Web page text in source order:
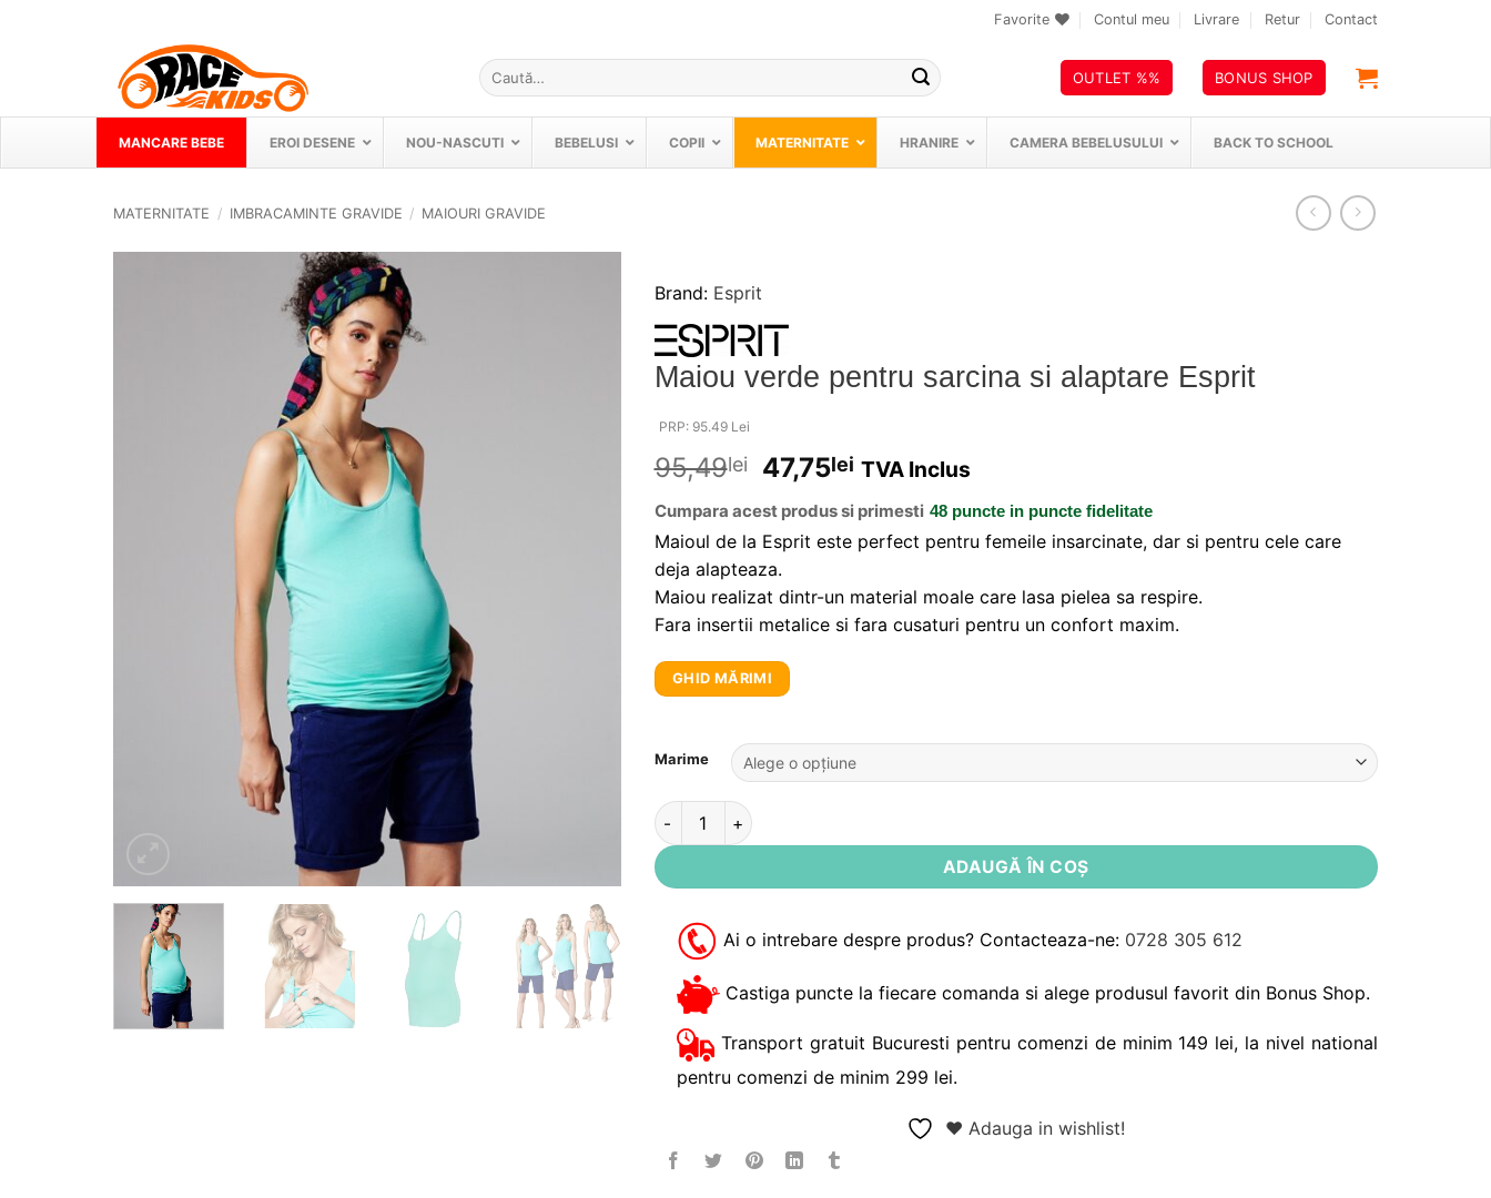
Favorite Contul meu Livrare Retur Contact
Caută
după:
OUTLET %% BONUS SHOP
MANCARE BEBE EROI DESENE NOU-NASCUTI BEBELUSI COPII MATERNITATE HRANIRE CAMERA BEBELUSULUI BACK TO SCHOOL
MATERNITATE / IMBRACAMINTE GRAVIDE / MAIOURI GRAVIDE
Brand: Esprit
Maiou verde pentru sarcina si alaptare Esprit
PRP: 95.49 Lei
95,49lei 47,75lei TVA Inclus
Cumpara acest produs si primesti 48 punctein puncte fidelitate
Maioul de la Esprit este perfect pentru femeile insarcinate, dar si pentru cele care
deja alapteaza.
Maiou realizat dintr-un material moale care lasa pielea sa respire.
Fara insertii metalice si fara cusaturi pentru un confort maxim.
GHID MĂRIMI
Marime
Cantitate Maiou verde pentru sarcina si alaptare Esprit
ADAUGĂ ÎN COȘ
Alternative:
Ai o intrebare despre produs? Contacteaza-ne: 0728 305 612
Castiga puncte la fiecare comanda si alege produsul favorit din Bonus Shop.
Transport gratuit Bucuresti pentru comenzi de minim 149 lei, la nivel national
pentru comenzi de minim 299 lei.
❤ Adauga in wishlist!